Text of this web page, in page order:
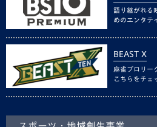
語り継がれる
めのエンタテ
BEAST X
麻雀プロリー
こちらをチェ